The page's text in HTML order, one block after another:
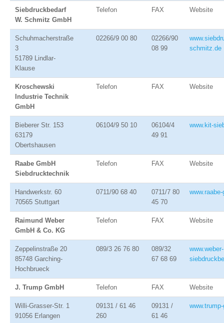
Siebdruckbedarf
W. Schmitz GmbH
Telefon FAX Website
Schuhmacherstraße
3
51789 Lindlar-
Klause
02266/9 00 80
02266/90
08 99
schmitz.de
Kroschewski
Industrie Technik
GmbH
Telefon FAX Website
Bieberer Str. 153
63179
Obertshausen
06104/9 50 10
06104/4
49 91
www.kit-
Raabe GmbH
Siebdrucktechnik
Telefon FAX Website
Handwerkstr. 60
70565 Stuttgart
0711/90 68 40
0711/7 80
45 70
Raimund Weber
GmbH & Co. KG
Telefon FAX Website
Zeppelinstraße 20
85748 Garching-
Hochbrueck
089/3 26 76 80
089/32
67 68 69
www.weber-
J. Trump GmbH Telefon FAX Website
Willi-Grasser-Str. 1
91056 Erlangen
09131 / 61 46
260
09131 /
61 46